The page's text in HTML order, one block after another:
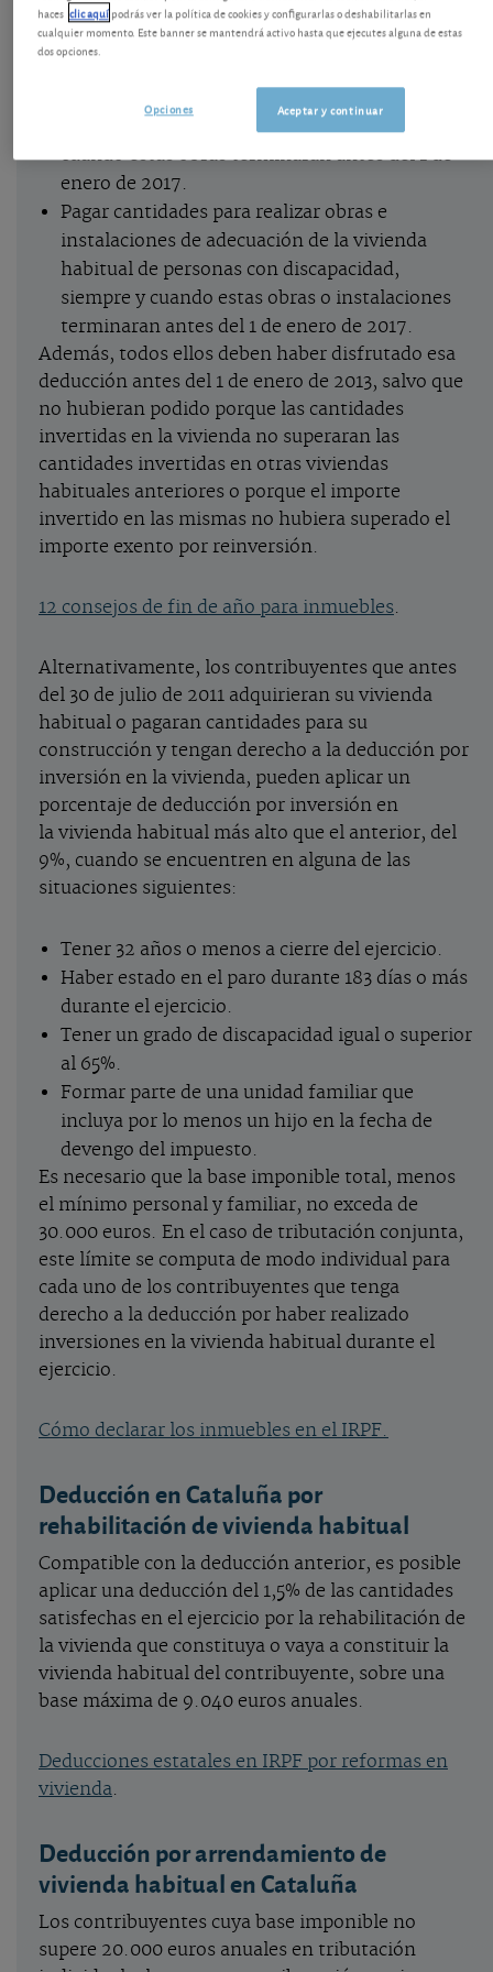
Adquirir su vivienda habitual o pagar
ampliación de su vivienda habitual, siempre y
cuando estas obras terminaran antes del 1 de
enero de 2017.
Pagar cantidades para realizar obras e
instalaciones de adecuación de la vivienda
habitual de personas con discapacidad,
siempre y cuando estas obras o instalaciones
terminaran antes del 1 de enero de 2017.
Además, todos ellos deben haber disfrutado esa
deducción antes del 1 de enero de 2013, salvo que
no hubieran podido porque las cantidades
invertidas en la vivienda no superaran las
cantidades invertidas en otras viviendas
habituales anteriores o porque el importe
invertido en las mismas no hubiera superado el
importe exento por reinversión.
12 consejos de fin de año para inmuebles.
Alternativamente, los contribuyentes que antes
del 30 de julio de 2011 adquirieran su vivienda
habitual o pagaran cantidades para su
construcción y tengan derecho a la deducción por
inversión en la vivienda, pueden aplicar un
porcentaje de deducción por inversión en
la vivienda habitual más alto que el anterior, del
9%, cuando se encuentren en alguna de las
situaciones siguientes:
Tener 32 años o menos a cierre del ejercicio.
Haber estado en el paro durante 183 días o más
durante el ejercicio.
Tener un grado de discapacidad igual o superior
al 65%.
Formar parte de una unidad familiar que
incluya por lo menos un hijo en la fecha de
devengo del impuesto.
Es necesario que la base imponible total, menos
el mínimo personal y familiar, no exceda de
30.000 euros. En el caso de tributación conjunta,
este límite se computa de modo individual para
cada uno de los contribuyentes que tenga
derecho a la deducción por haber realizado
inversiones en la vivienda habitual durante el
ejercicio.
Cómo declarar los inmuebles en el IRPF.
Deducción en Cataluña por
rehabilitación de vivienda habitual
Compatible con la deducción anterior, es posible
aplicar una deducción del 1,5% de las cantidades
satisfechas en el ejercicio por la rehabilitación de
la vivienda que constituya o vaya a constituir la
vivienda habitual del contribuyente, sobre una
base máxima de 9.040 euros anuales.
Deducciones estatales en IRPF por reformas en
vivienda.
Deducción por arrendamiento de
vivienda habitual en Cataluña
Los contribuyentes cuya base imponible no
supere 20.000 euros anuales en tributación
haces clic aquípodrás ver la política de cookies y configurarlas o deshabilitarlas en
cualquier momento. Este banner se mantendrá activo hasta que ejecutes alguna de estas
dos opciones.
Aceptar y continuar
Opciones